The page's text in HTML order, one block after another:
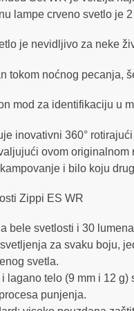
lampe crveno svetlo je
je nevidljivo za neke
tokom noćnog pecanja,
mod za identifikaciju u
inovativni 360°
ovom
i bilo koju
Zippi ES WR
bele svetlosti i 30
za svaku boju,
svetla.
lagano telo (9 mm i 12
punjenja.